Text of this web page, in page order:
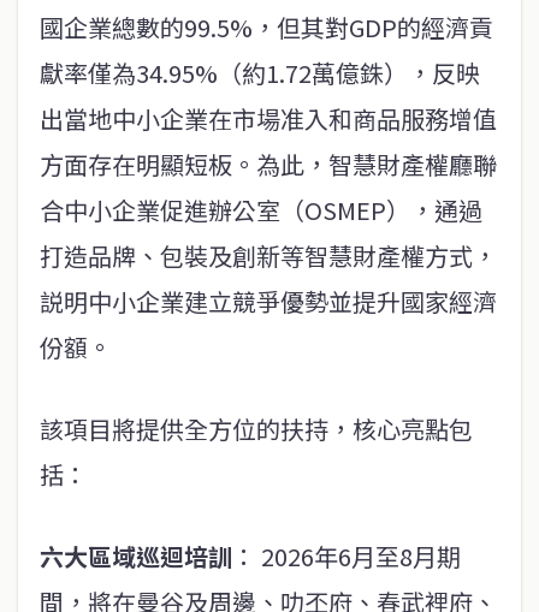
國企業總數的99.5%，但其對GDP的經濟貢
獻率僅為34.95%（約1.72萬億銖），反映
出當地中小企業在市場准入和商品服務增值
方面存在明顯短板。為此，智慧財產權廳聯
合中小企業促進辦公室（OSMEP），通過
打造品牌、包裝及創新等智慧財產權方式，
説明中小企業建立競爭優勢並提升國家經濟
份額。
該項目將提供全方位的扶持，核心亮點包
括：
六大區域巡迴培訓 ： 2026年6月至8月期
間，將在曼谷及周邊、叻丕府、春武裡府、